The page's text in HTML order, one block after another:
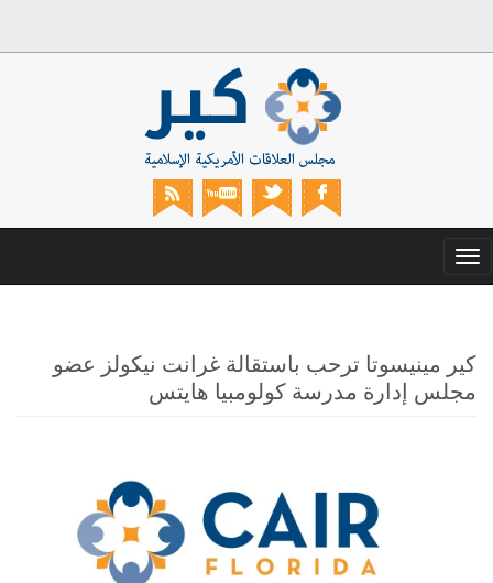
Toggle
navigation
كير مينيسوتا ترحب باستقالة غرانت نيكولز عضو
مجلس إدارة مدرسة كولومبيا هايتس